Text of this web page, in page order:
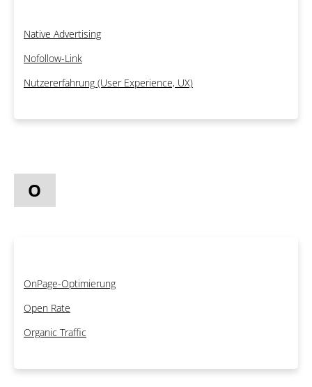
Native Advertising
Nofollow-Link
Nutzererfahrung (User Experience, UX)
O
OnPage-Optimierung
Open Rate
Organic Traffic